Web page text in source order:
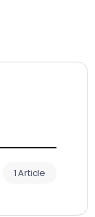
1 Article